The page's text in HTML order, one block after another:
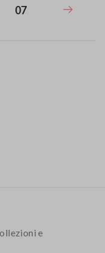
07
e